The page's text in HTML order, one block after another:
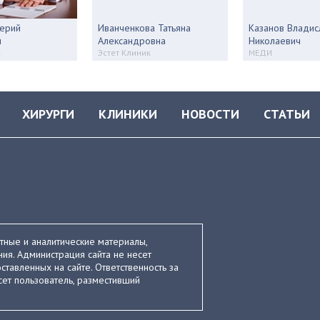
Иванченкова Татьяна
Александровна
Эстет Клиник
Казанов
Николаевич
МЕДИ
ХИРУРГИ КЛИНИКИ НОВОСТИ СТАТЬИ
и аналитические материалы,
Администрация сайта не несет
на сайте. Ответственность за
пользователь, разместивший